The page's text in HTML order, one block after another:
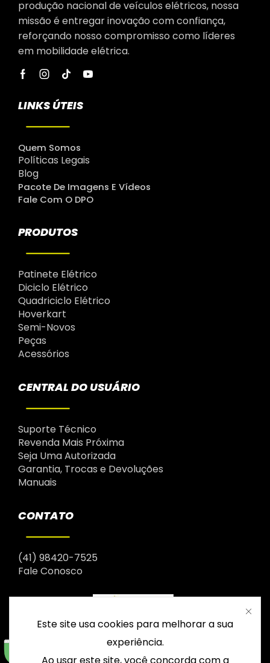
produção nacional de veículos elétricos, nossa
missão é entregar inovação com confiança,
reforçando nosso compromisso como líderes
em mobilidade elétrica.
LINKS ÚTEIS
Quem Somos
Políticas Legais
Blog
Pacote De Imagens E Vídeos
Fale Com O DPO
PRODUTOS
Patinete Elétrico
Diciclo Elétrico
Quadriciclo Elétrico
Hoverkart
Semi-Novos
Peças
Acessórios
CENTRAL DO USUÁRIO
Suporte Técnico
Revenda Mais Próxima
Seja Uma Autorizada
Garantia, Trocas e Devoluções
Manuais
CONTATO
(41) 98420-7525
Fale Conosco
Este site usa cookies para melhorar a sua
experiência.